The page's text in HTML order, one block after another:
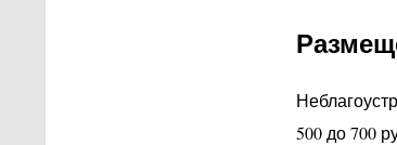
500 до 700